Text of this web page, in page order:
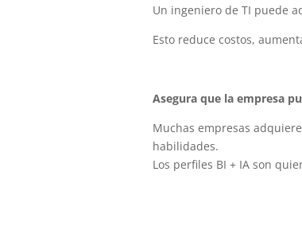
Un ingeniero de TI puede
Esto reduce costos,
Asegura que la empresa
Muchas empresas
habilidades.
Los perfiles BI + IA son